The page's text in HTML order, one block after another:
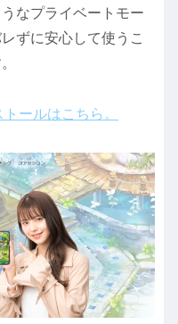
なプライベートモー
ずに安心して使うこ
ールはこちら。